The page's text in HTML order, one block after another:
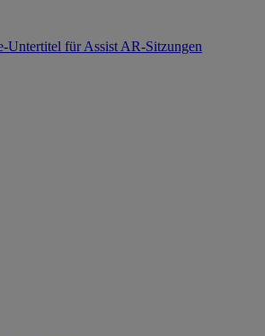
Untertitel für Assist AR-Sitzungen